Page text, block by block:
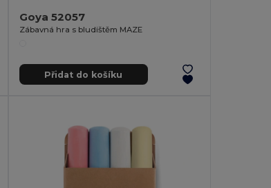
Goya 52057
Zábavná hra s bludištěm MAZE
Přidat do košíku